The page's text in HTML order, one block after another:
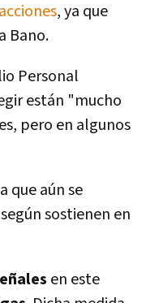
acciones, ya que
Bano.
Personal
están "mucho
pero en algunos
que aún se
sostienen en
en este